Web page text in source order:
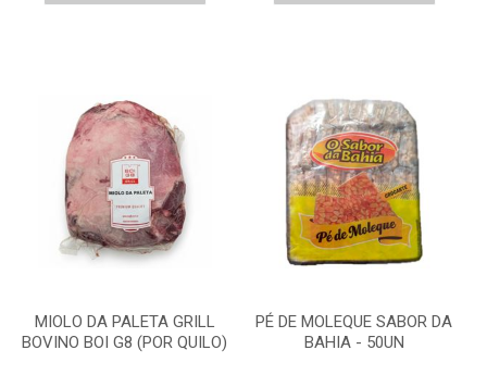
MIOLO DA PALETA GRILL
BOVINO BOI G8 (POR QUILO)
PÉ DE MOLEQUE SABOR DA
BAHIA - 50UN